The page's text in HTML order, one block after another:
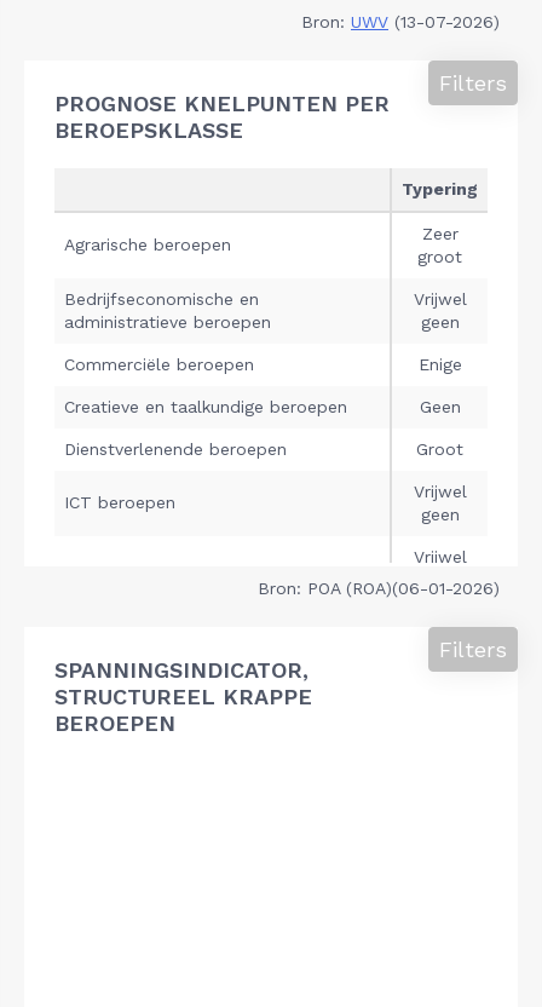
Bron: UWV (13-07-2026)
PROGNOSE KNELPUNTEN PER
BEROEPSKLASSE
Filters
Bron: POA (ROA)(06-01-2026)
SPANNINGSINDICATOR,
STRUCTUREEL KRAPPE
BEROEPEN
Filters